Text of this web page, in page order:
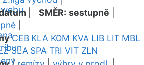
SMĚR: sestupně
CEB KLA KOM KVA LIB LIT MBL
SLA SPA TRI VIT ZLN